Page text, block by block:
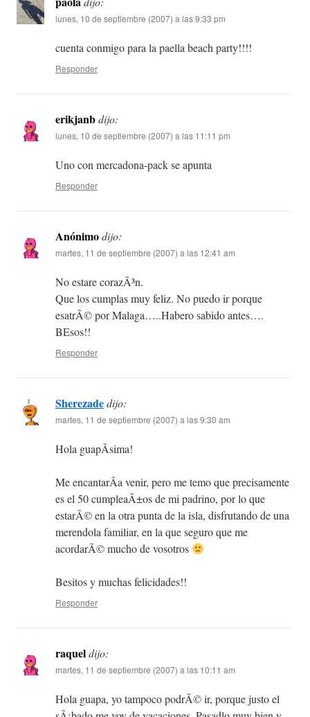
lunes, 10 de septiembre (2007) a las 9:33 pm
cuenta conmigo para la paella beach party!!!!
Responder
erikjanbdijo:
lunes, 10 de septiembre (2007) a las 11:11 pm
Uno con mercadona-pack se apunta
Responder
Anónimodijo:
martes, 11 de septiembre (2007) a las 12:41 am
No estare corazÃ³n.
Que los cumplas muy feliz. No puedo ir porque
esatrÃ© por Malaga…..Habero sabido antes….
BEsos!!
Responder
Sherezadedijo:
martes, 11 de septiembre (2007) a las 9:30 am
Hola guapÃ­sima!
Me encantarÃ­a venir, pero me temo que precisamente
es el 50 cumpleaÃ±os de mi padrino, por lo que
estarÃ© en la otra punta de la isla, disfrutando de una
merendola familiar, en la que seguro que me
acordarÃ© mucho de vosotros
Besitos y muchas felicidades!!
Responder
raqueldijo:
martes, 11 de septiembre (2007) a las 10:11 am
Hola guapa, yo tampoco podrÃ© ir, porque justo el